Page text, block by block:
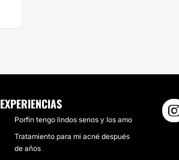
EXPERIENCIAS
Porfin tengo lindos senos y los amo
Tratamiento para mi acné después
de años